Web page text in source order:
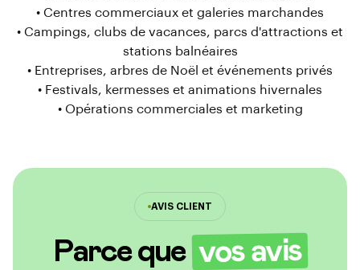
• Centres commerciaux et galeries marchandes
• Campings, clubs de vacances, parcs d'attractions et
stations balnéaires
• Entreprises, arbres de Noël et événements privés
• Festivals, kermesses et animations hivernales
• Opérations commerciales et marketing
AVIS CLIENT
Parce que vos avis